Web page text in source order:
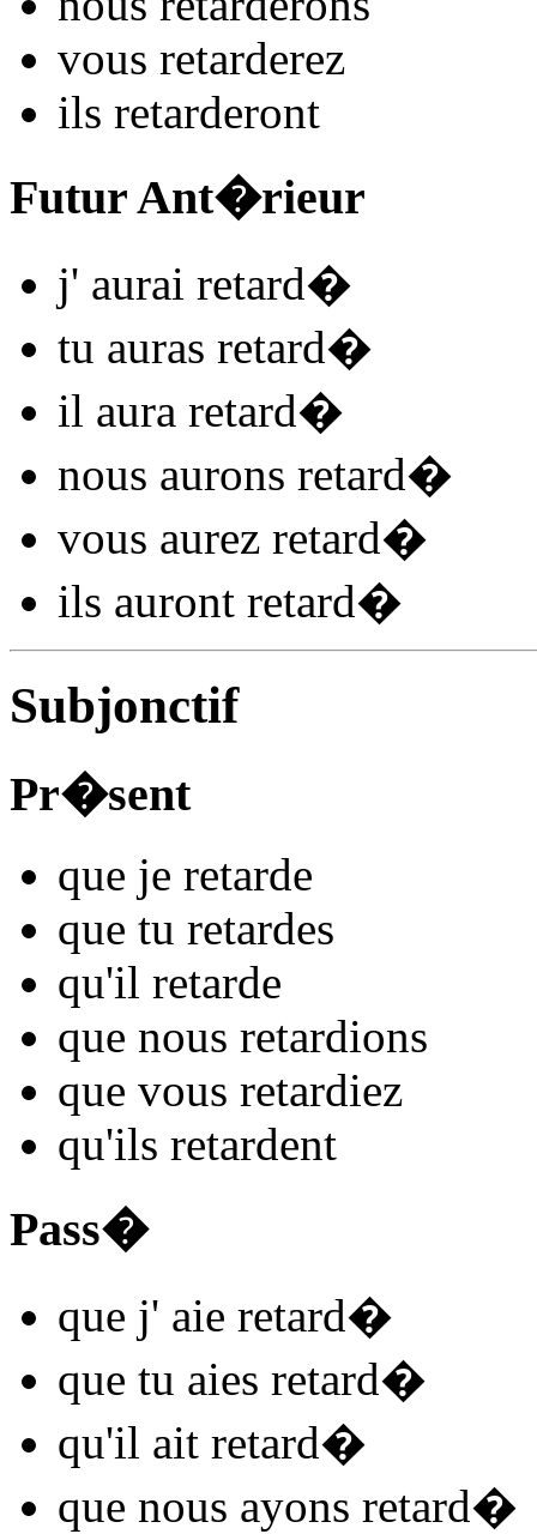
vous retarderez
ils retarderont
Futur Ant�rieur
j' aurai retard�
tu auras retard�
il aura retard�
nous aurons retard�
vous aurez retard�
ils auront retard�
Subjonctif
Pr�sent
que je retarde
que tu retardes
qu'il retarde
que nous retardions
que vous retardiez
qu'ils retardent
Pass�
que j' aie retard�
que tu aies retard�
qu'il ait retard�
que nous ayons retard�